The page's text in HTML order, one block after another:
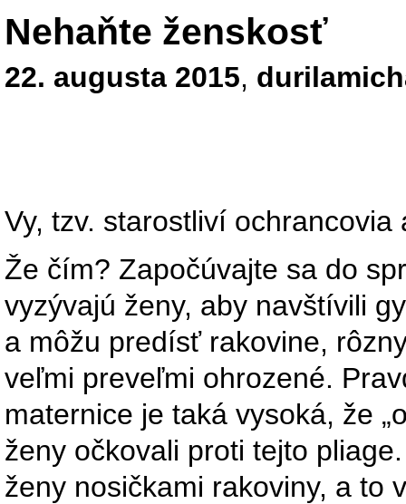
Nehaňte ženskosť
22. augusta 2015,
Vy, tzv. starostliví
Že čím? Započúvajte sa do
vyzývajú ženy, aby navštívili
a môžu predísť rakovine,
veľmi preveľmi ohrozené.
maternice je taká vysoká, že
ženy očkovali proti tejto
ženy nosičkami rakoviny, a to